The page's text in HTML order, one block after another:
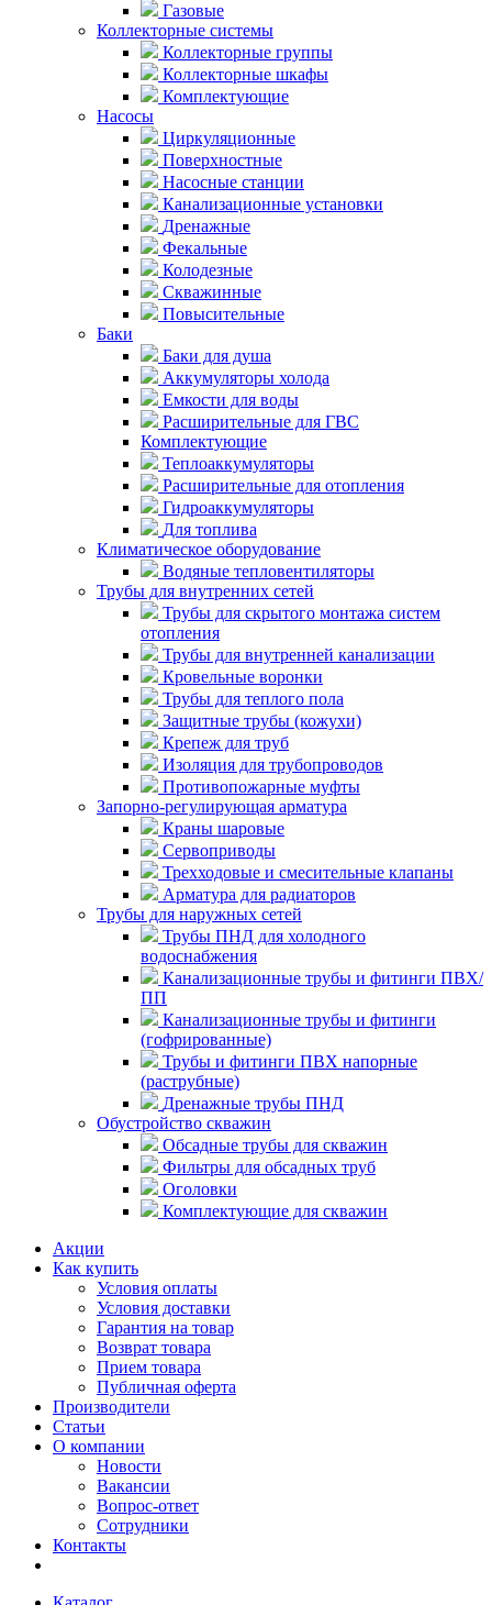
Газовые
Коллекторные системы
Коллекторные группы
Коллекторные шкафы
Комплектующие
Насосы
Циркуляционные
Поверхностные
Насосные станции
Канализационные установки
Дренажные
Фекальные
Колодезные
Скважинные
Повысительные
Баки
Баки для душа
Аккумуляторы холода
Емкости для воды
Расширительные для ГВС
Комплектующие
Теплоаккумуляторы
Расширительные для отопления
Гидроаккумуляторы
Для топлива
Климатическое оборудование
Водяные тепловентиляторы
Трубы для внутренних сетей
Трубы для скрытого монтажа систем
отопления
Трубы для внутренней канализации
Кровельные воронки
Трубы для теплого пола
Защитные трубы (кожухи)
Крепеж для труб
Изоляция для трубопроводов
Противопожарные муфты
Запорно-регулирующая арматура
Краны шаровые
Сервоприводы
Трехходовые и смесительные клапаны
Арматура для радиаторов
Трубы для наружных сетей
Трубы ПНД для холодного
водоснабжения
Канализационные трубы и фитинги ПВХ/
ПП
Канализационные трубы и фитинги
(гофрированные)
Трубы и фитинги ПВХ напорные
(раструбные)
Дренажные трубы ПНД
Обустройство скважин
Обсадные трубы для скважин
Фильтры для обсадных труб
Оголовки
Комплектующие для скважин
Акции
Как купить
Условия оплаты
Условия доставки
Гарантия на товар
Возврат товара
Прием товара
Публичная оферта
Производители
Статьи
О компании
Новости
Вакансии
Вопрос-ответ
Сотрудники
Контакты